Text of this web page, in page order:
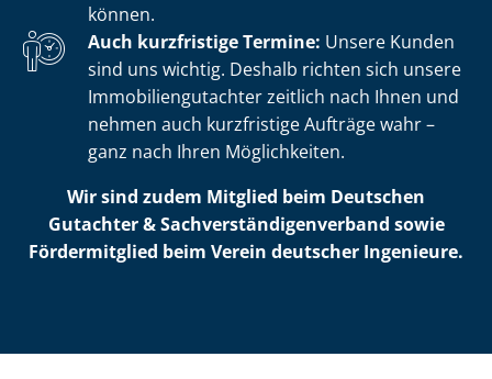
können.
Auch kurzfristige Termine: Unsere Kunden
sind uns wichtig. Deshalb richten sich unsere
Im­mo­bi­li­en­gut­ach­ter zeitlich nach Ihnen und
nehmen auch kurzfristige Aufträge wahr –
ganz nach Ihren Möglichkeiten.
Wir sind zudem Mitglied beim Deutschen
Gutachter & Sach­ver­stän­di­gen­ver­band sowie
Fördermitglied beim Verein deutscher Ingenieure.